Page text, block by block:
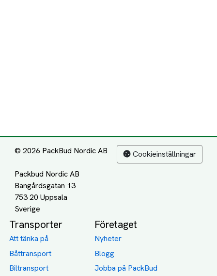
© 2026 PackBud Nordic AB
Packbud Nordic AB
Bangårdsgatan 13
753 20 Uppsala
Cookieinställningar
Transporter
Att tänka på
Båttransport
Biltransport
Företaget
Nyheter
Blogg
Jobba på PackBud